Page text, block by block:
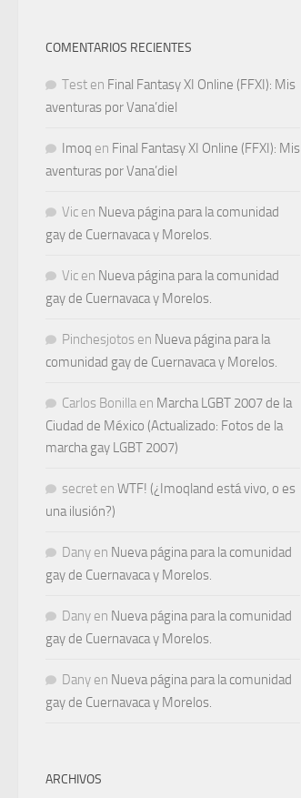
COMENTARIOS RECIENTES
Test en Final Fantasy XI Online (FFXI): Mis
aventuras por Vana’diel
Imoq en Final Fantasy XI Online (FFXI): Mis
aventuras por Vana’diel
Vic en Nueva página para la comunidad
gay de Cuernavaca y Morelos.
Vic en Nueva página para la comunidad
gay de Cuernavaca y Morelos.
Pinchesjotos en Nueva página para la
comunidad gay de Cuernavaca y Morelos.
Carlos Bonilla en Marcha LGBT 2007 de la
Ciudad de México (Actualizado: Fotos de la
marcha gay LGBT 2007)
secret en WTF! (¿Imoqland está vivo, o es
una ilusión?)
Dany en Nueva página para la comunidad
gay de Cuernavaca y Morelos.
Dany en Nueva página para la comunidad
gay de Cuernavaca y Morelos.
Dany en Nueva página para la comunidad
gay de Cuernavaca y Morelos.
ARCHIVOS